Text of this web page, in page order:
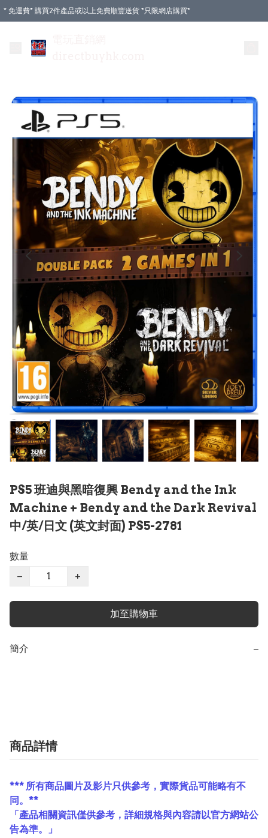
* 免運費* 購買2件產品或以上免費順豐送貨 *只限網店購買*
PS5 班迪與黑暗復興 Bendy and the Ink
Machine + Bendy and the Dark Revival
中/英/日文 (英文封面) PS5-2781
數量
−
+
加至購物車
簡介 −
商品詳情
*** 所有商品圖片及影片只供參考，實際貨品可能略有不
同。**
「產品相關資訊僅供參考，詳細規格與內容請以官方網站公
告為準。」